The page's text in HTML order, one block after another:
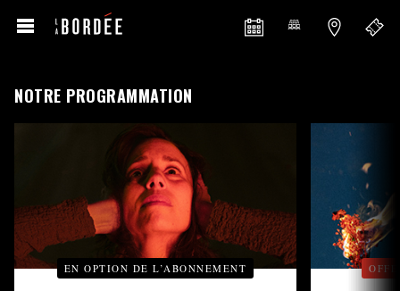
NOTRE PROGRAMMATION
EN OPTION DE L’ABONNEMENT